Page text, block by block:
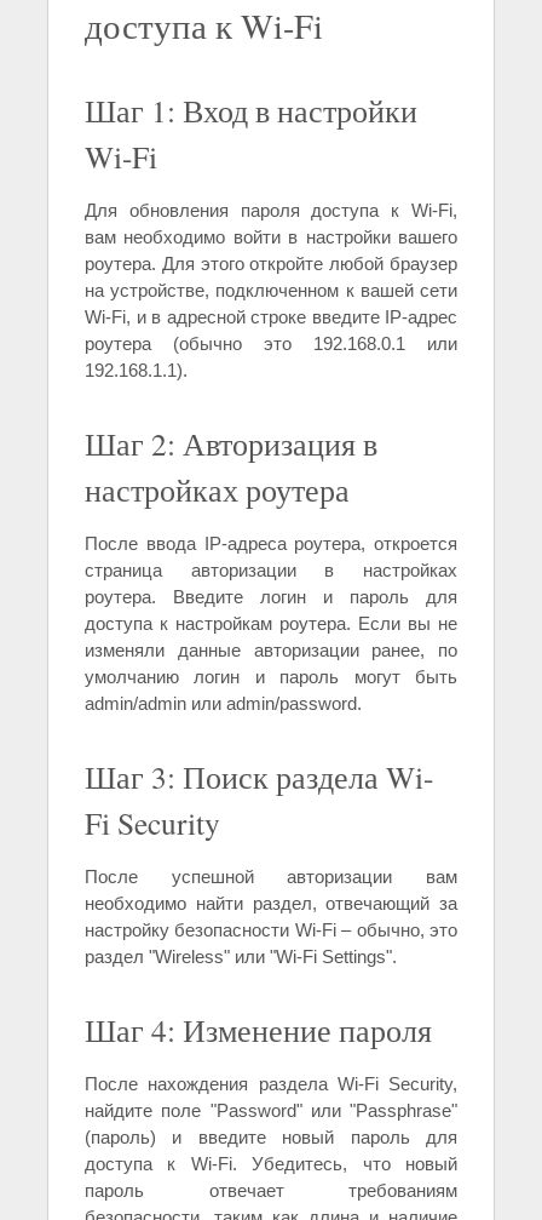
доступа к Wi-Fi
Шаг 1: Вход в настройки
Wi-Fi
Для обновления пароля доступа к Wi-Fi,
вам необходимо войти в настройки вашего
роутера. Для этого откройте любой браузер
на устройстве, подключенном к вашей сети
Wi-Fi, и в адресной строке введите IP-адрес
роутера (обычно это 192.168.0.1 или
192.168.1.1).
Шаг 2: Авторизация в
настройках роутера
После ввода IP-адреса роутера, откроется
страница авторизации в настройках
роутера. Введите логин и пароль для
доступа к настройкам роутера. Если вы не
изменяли данные авторизации ранее, по
умолчанию логин и пароль могут быть
admin/admin или admin/password.
Шаг 3: Поиск раздела Wi-
Fi Security
После успешной авторизации вам
необходимо найти раздел, отвечающий за
настройку безопасности Wi-Fi – обычно, это
раздел "Wireless" или "Wi-Fi Settings".
Шаг 4: Изменение пароля
После нахождения раздела Wi-Fi Security,
найдите поле "Password" или "Passphrase"
(пароль) и введите новый пароль для
доступа к Wi-Fi. Убедитесь, что новый
пароль отвечает требованиям